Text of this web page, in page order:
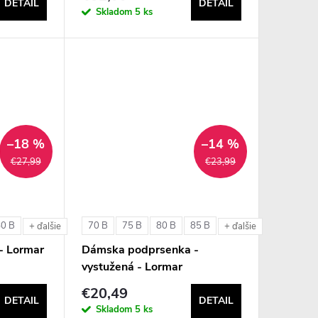
DETAIL
Skladom 5 ks
DETAIL
€27,99
–18 %
B + ďalšie
Lormar
DETAIL
€23,99
–14 %
70 B 75 B 80 B 85 B + ďalšie
Dámska podprsenka -
vystužená - Lormar
ExtraOrdinary Triangolo
€20,49
Skladom 5 ks
DETAIL